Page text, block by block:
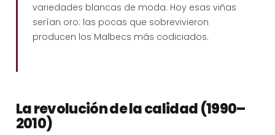
variedades blancas de moda. Hoy esas viñas
serían oro: las pocas que sobrevivieron
producen los Malbecs más codiciados.
La revolución de la calidad (1990–
2010)